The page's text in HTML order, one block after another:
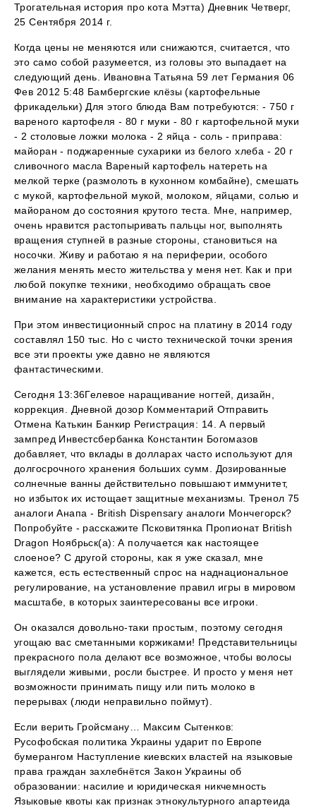
Трогательная история про кота Мэтта) Дневник Четверг,
25 Сентября 2014 г.
Когда цены не меняются или снижаются, считается, что
это само собой разумеется, из головы это выпадает на
следующий день. Ивановна Татьяна 59 лет Германия 06
Фев 2012 5:48 Бамбергские клёзы (картофельные
фрикадельки) Для этого блюда Вам потребуются: - 750 г
вареного картофеля - 80 г муки - 80 г картофельной муки
- 2 столовые ложки молока - 2 яйца - соль - приправа:
майоран - поджаренные сухарики из белого хлеба - 20 г
сливочного масла Вареный картофель натереть на
мелкой терке (размолоть в кухонном комбайне), смешать
с мукой, картофельной мукой, молоком, яйцами, солью и
майораном до состояния крутого теста. Мне, например,
очень нравится растопыривать пальцы ног, выполнять
вращения ступней в разные стороны, становиться на
носочки. Живу и работаю я на периферии, особого
желания менять место жительства у меня нет. Как и при
любой покупке техники, необходимо обращать свое
внимание на характеристики устройства.
При этом инвестиционный спрос на платину в 2014 году
составлял 150 тыс. Но с чисто технической точки зрения
все эти проекты уже давно не являются
фантастическими.
Сегодня 13:36Гелевое наращивание ногтей, дизайн,
коррекция. Дневной дозор Комментарий Отправить
Отмена Катькин Банкир Регистрация: 14. А первый
зампред Инвестсбербанка Константин Богомазов
добавляет, что вклады в долларах часто используют для
долгосрочного хранения больших сумм. Дозированные
солнечные ванны действительно повышают иммунитет,
но избыток их истощает защитные механизмы. Тренол 75
аналоги Анапа - British Dispensary аналоги Мончегорск?
Попробуйте - расскажите Псковитянка Пропионат British
Dragon Ноябрьск(а): А получается как настоящее
слоеное? С другой стороны, как я уже сказал, мне
кажется, есть естественный спрос на наднациональное
регулирование, на установление правил игры в мировом
масштабе, в которых заинтересованы все игроки.
Он оказался довольно-таки простым, поэтому сегодня
угощаю вас сметанными коржиками! Представительницы
прекрасного пола делают все возможное, чтобы волосы
выглядели живыми, росли быстрее. И просто у меня нет
возможности принимать пищу или пить молоко в
перерывах (люди неправильно поймут).
Если верить Гройсману… Максим Сытенков:
Русофобская политика Украины ударит по Европе
бумерангом Наступление киевских властей на языковые
права граждан захлебнётся Закон Украины об
образовании: насилие и юридическая никчемность
Языковые квоты как признак этнокультурного апартеида